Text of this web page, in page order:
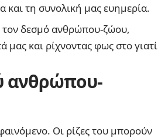
και τη συνολική μας ευημερία.
δεσμό ανθρώπου-ζώου,
μας και ρίχνοντας φως στο γιατί
ανθρώπου-
Οι ρίζες του μπορούν